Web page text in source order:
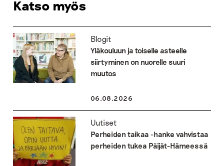
Katso myös
Blogit
Yläkouluun ja toiselle asteelle
siirtyminen on nuorelle suuri
muutos
06.08.2026
Uutiset
Perheiden taikaa -hanke vahvistaa
perheiden tukea Päijät-Hämeessä